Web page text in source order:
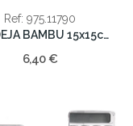
Ref: 975.11790
BANDEJA BAMBU 15x15cm
6,40 €